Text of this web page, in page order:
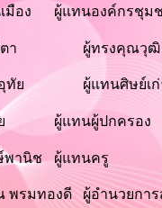
มือง ผู้แทนองค์กรชุม
า ผู้ทรงคุณวุฒิ
ทัย ผู้แทนศิษย์เก่
ผู้แทนผู้ปกครอง
พานิช ผู้แทนครู
พรมทองดี ผู้อำนวยกา